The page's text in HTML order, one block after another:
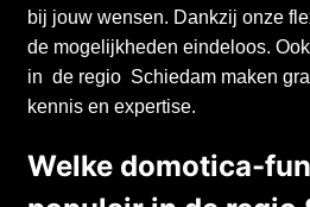
bij jouw wensen. Dankzij onze
de mogelijkheden eindeloos.
in de regio Schiedam maken
kennis en expertise.
Welke domotica-